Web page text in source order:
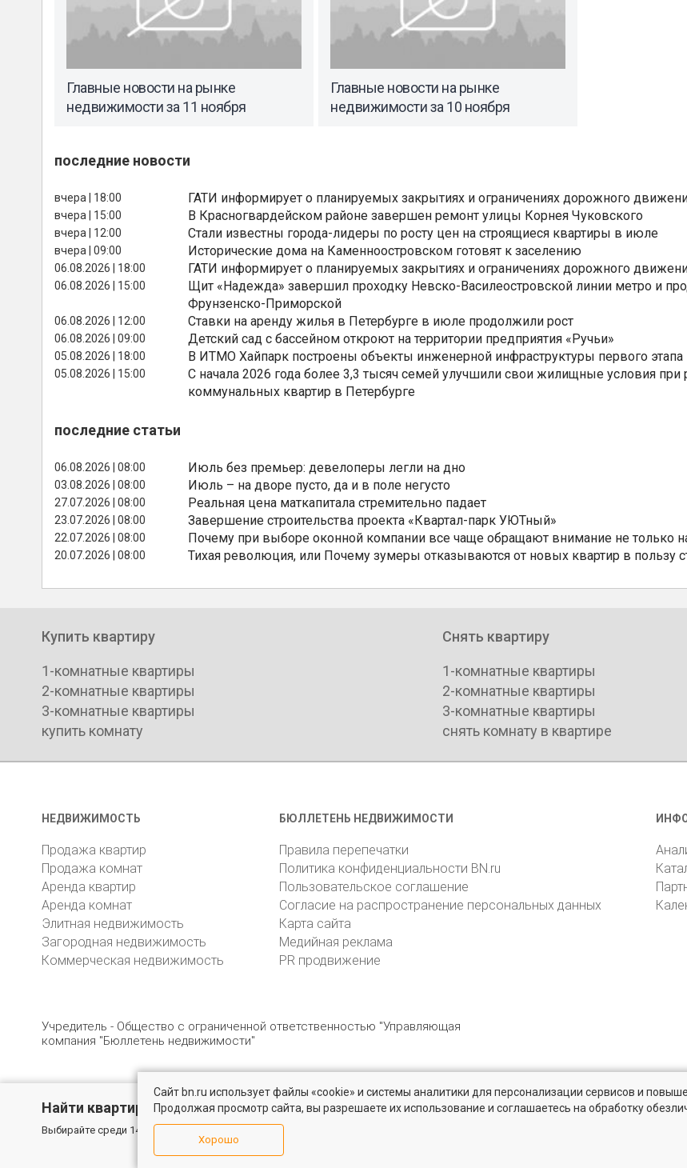
Найти квартиру - это просто!
Выбирайте среди 14 тысяч проверенных вариантов на вторичом рынке жилья на портале BN.ru
Главные новости на рынке
недвижимости за 11 ноября
Главные новости на рынке
недвижимости за 10 ноября
последние новости
вчера | 18:00 ГАТИ информирует о планируемых закрытиях и ограничениях дорожного
вчера | 15:00 В Красногвардейском районе завершен ремонт улицы Корнея Чуковского
вчера | 12:00 Стали известны города-лидеры по росту цен на строящиеся квартиры в июле
вчера | 09:00 Исторические дома на Каменноостровском готовят к заселению
06.08.2026 | 18:00 ГАТИ информирует о планируемых закрытиях и ограничениях дорожного
06.08.2026 | 15:00
Щит «Надежда» завершил проходку Невско-Василеостровской линии метро и
Фрунзенско-Приморской
06.08.2026 | 12:00 Ставки на аренду жилья в Петербурге в июле продолжили рост
06.08.2026 | 09:00 Детский сад с бассейном откроют на территории предприятия «Ручьи»
05.08.2026 | 18:00 В ИТМО Хайпарк построены объекты инженерной инфраструктуры первого этапа
05.08.2026 | 15:00
С начала 2026 года более 3,3 тысяч семей улучшили свои жилищные условия при
коммунальных квартир в Петербурге
последние статьи
06.08.2026 | 08:00 Июль без премьер: девелоперы легли на дно
03.08.2026 | 08:00 Июль – на дворе пусто, да и в поле негусто
27.07.2026 | 08:00 Реальная цена маткапитала стремительно падает
23.07.2026 | 08:00 Завершение строительства проекта «Квартал-парк УЮТный»
22.07.2026 | 08:00 Почему при выборе оконной компании все чаще обращают внимание не только
20.07.2026 | 08:00 Тихая революция, или Почему зумеры отказываются от новых квартир в пользу
Купить квартиру
1-комнатные квартиры
2-комнатные квартиры
3-комнатные квартиры
купить комнату
Снять квартиру
1-комнатные квартиры
2-комнатные квартиры
3-комнатные квартиры
снять комнату в квартире
НЕДВИЖИМОСТЬ
Продажа квартир
Продажа комнат
Аренда квартир
Аренда комнат
Элитная недвижимость
Загородная недвижимость
Коммерческая недвижимость
БЮЛЛЕТЕНЬ НЕДВИЖИМОСТИ
Правила перепечатки
Политика конфиденциальности BN.ru
Пользовательское соглашение
Согласие на распространение персональных данных
Карта сайта
Медийная реклама
PR продвижение
Учредитель - Общество с ограниченной ответственностью "Управляющая
компания "Бюллетень недвижимости"
© 2005 – 2026, ООО «УК «БН» 8 (812) 331-93-56 196105, Санкт-Петербург, пр. Юрия Гагарина, 1
Сайт bn.ru использует файлы «cookie» и системы аналитики для персонализации сервисов и
Продолжая просмотр сайта, вы разрешаете их использование и соглашаетесь на обработку
Хорошо